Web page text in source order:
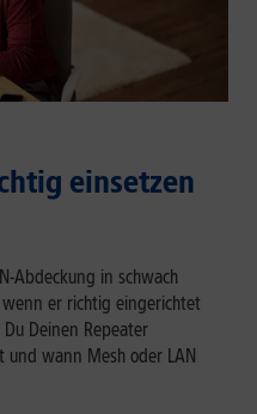
einsetzen
Abdeckung in schwach
er richtig eingerichtet
Deinen Repeater
wann Mesh oder LAN